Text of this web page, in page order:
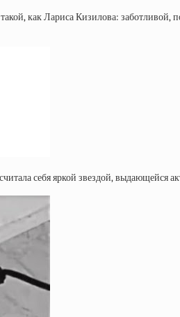
как Лариса Кизилова: заботливой,
себя яркой звездой, выдающейся